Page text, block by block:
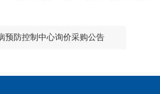
预防控制中心询价采购公告